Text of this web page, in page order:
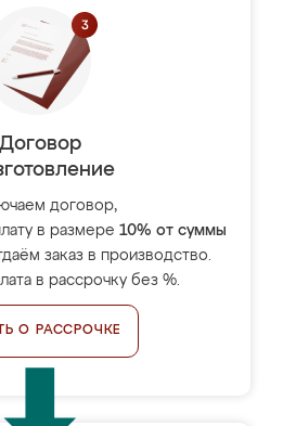
Договор
договор,
в размере 10% от суммы
заказ в производство.
в рассрочку без %.
О РАССРОЧКЕ